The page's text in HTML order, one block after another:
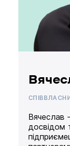
Вячеслав
досвідом